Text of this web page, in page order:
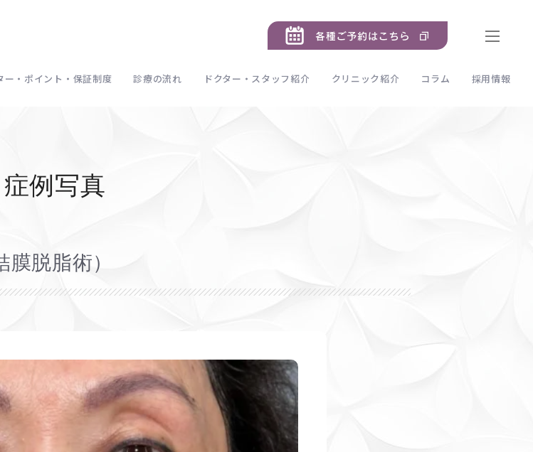
ー・ポイント・保証制度 診療の流れ ドクター・スタッフ紹介 クリニック紹介 コラム 採用情報
症例写真
脱脂術）